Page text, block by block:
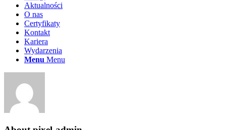
Aktualności
O nas
Certyfikaty
Kontakt
Kariera
Wydarzenia
Menu Menu